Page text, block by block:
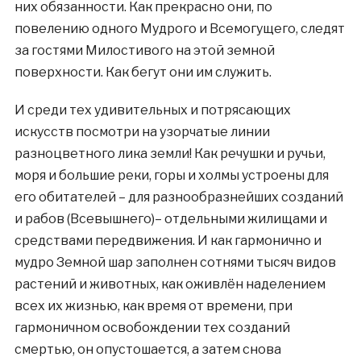
них обязанности. Как прекрасно они, по
повелению одного Мудрого и Всемогущего, следят
за гостями Милостивого на этой земной
поверхности. Как бегут они им служить.
И среди тех удивительных и потрясающих
искусств посмотри на узорчатые линии
разноцветного лика земли! Как речушки и ручьи,
моря и большие реки, горы и холмы устроены для
его обитателей – для разнообразнейших созданий
и рабов (Всевышнего)– отдельными жилищами и
средствами передвижения. И как гармонично и
мудро Земной шар заполнен сотнями тысяч видов
растений и животных, как оживлён наделением
всех их жизнью, как время от времени, при
гармоничном освобождении тех созданий
смертью, он опустошается, а затем снова